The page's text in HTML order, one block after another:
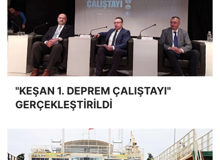
"KEŞAN 1. DEPREM ÇALIŞTAYI"
GERÇEKLEŞTİRİLDİ